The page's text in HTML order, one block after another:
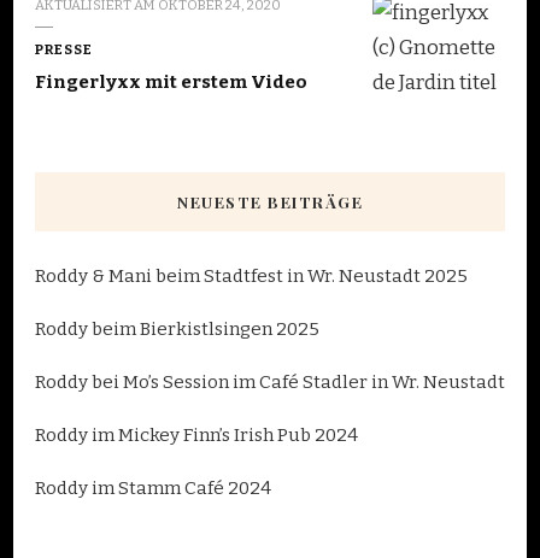
AKTUALISIERT AM OKTOBER 24, 2020
PRESSE
Fingerlyxx mit erstem Video
NEUESTE BEITRÄGE
Roddy & Mani beim Stadtfest in Wr. Neustadt 2025
Roddy beim Bierkistlsingen 2025
Roddy bei Mo’s Session im Café Stadler in Wr. Neustadt
Roddy im Mickey Finn’s Irish Pub 2024
Roddy im Stamm Café 2024